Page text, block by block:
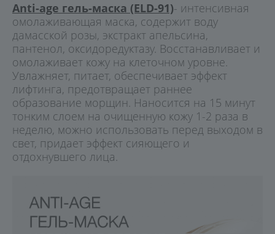
Anti-age гель-маска (ELD-91)- интенсивная
омолаживающая маска, содержит воду
дамасской розы, экстракт апельсина,
пантенол, оксидоредуктазу. Восстанавливает и
омолаживает кожу на клеточном уровне.
Увлажняет, питает, обеспечивает эффект
лифтинга, предотвращает раннее
образование морщин. Наносится на 15 минут
тонким слоем на очищенную кожу 1-2 раза в
неделю, можно использовать перед выходом в
свет, придает эффект сияющего и
отдохнувшего лица.